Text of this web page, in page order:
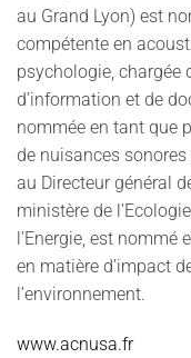
au Grand Lyon) est
compétente en
psychologie, chargée
d’information et de
nommée en tant que
de nuisances
au Directeur général
ministère de
l’Energie, est
en matière d’impact
l’environnement.
www.acnusa.fr